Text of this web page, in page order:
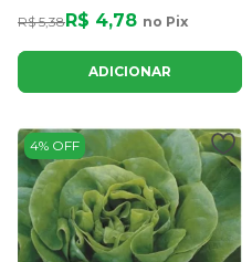
Colheita De 60 A 70 Dias
R$ 5,38R$ 4,78 no Pix
ADICIONAR
4% OFF